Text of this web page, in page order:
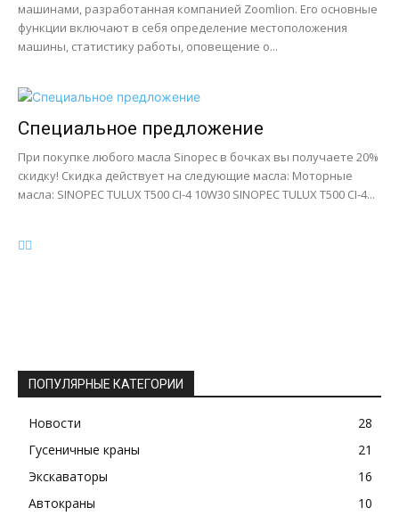
машинами, разработанная компанией Zoomlion. Его основные
функции включают в себя определение местоположения
машины, статистику работы, оповещение о...
Специальное предложение
При покупке любого масла Sinopec в бочках вы получаете 20%
скидку! Скидка действует на следующие масла: Моторные
масла: SINOPEC TULUX T500 CI-4 10W30 SINOPEC TULUX T500 CI-4...
ПОПУЛЯРНЫЕ КАТЕГОРИИ
Новости
28
Гусеничные краны
21
Экскаваторы
16
Автокраны
10